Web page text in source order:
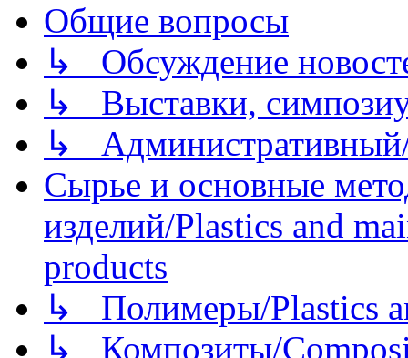
Общие вопросы
↳ Обсуждение
↳ Выставки,
↳
Сырье и основные
изделий/Plastics and
products
↳ Полимеры/Plastics
↳ Композиты/